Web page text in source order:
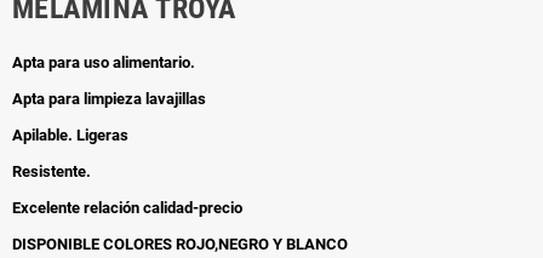
MELAMINA TROYA
Apta para uso alimentario.
Apta para limpieza lavajillas
Apilable. Ligeras
Resistente.
Excelente relación calidad-precio
DISPONIBLE COLORES ROJO,NEGRO Y BLANCO